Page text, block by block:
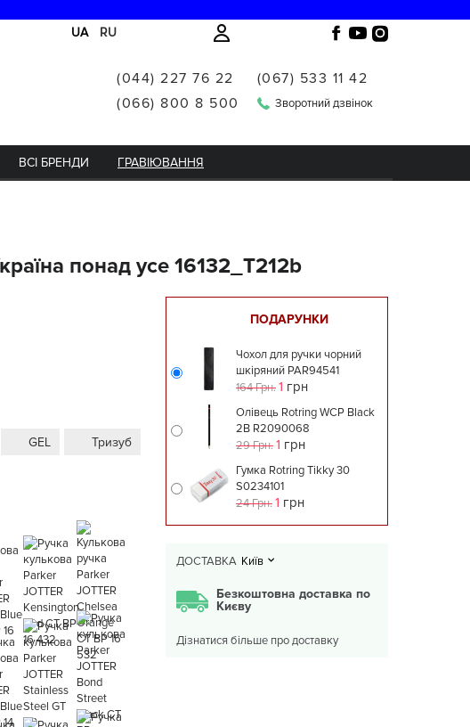
UA RU
(044) 227 76 22
(066) 800 8 500
(067) 533 11 42
Зворотний дзвінок
ВСІ БРЕНДИ ГРАВІЮВАННЯ
понад усе 16132_T212b
GEL Тризуб
ПОДАРУНКИ
Чохол для ручки чорний
шкіряний PAR94541
164 Грн.1 грн
Олівець Rotring WCP Black
2B R2090068
29 Грн.1 грн
Гумка Rotring Tikky 30
S0234101
24 Грн.1 грн
ДОСТАВКА Київ
Безкоштовна доставка по
Києву
Дізнатися більше про доставку